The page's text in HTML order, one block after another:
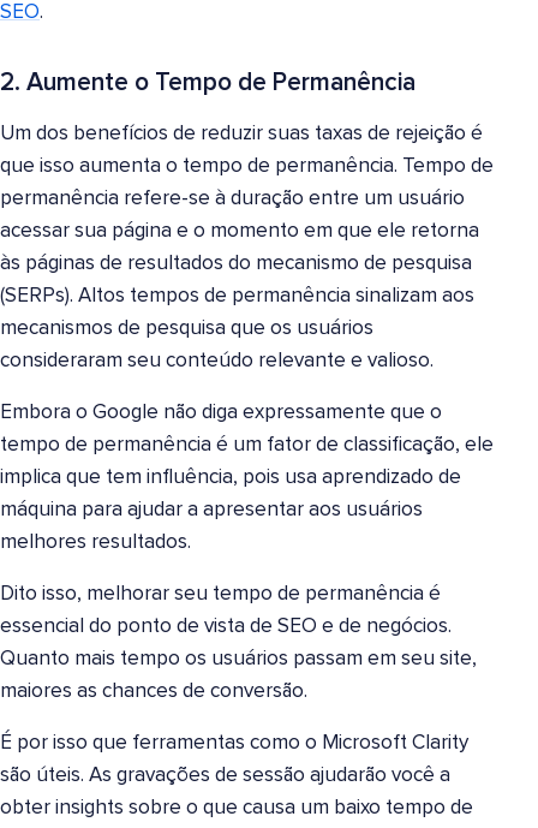
SEO.
2. Aumente o Tempo de Permanência
Um dos benefícios de reduzir suas taxas de rejeição é
que isso aumenta o tempo de permanência. Tempo de
permanência refere-se à duração entre um usuário
acessar sua página e o momento em que ele retorna
às páginas de resultados do mecanismo de pesquisa
(SERPs). Altos tempos de permanência sinalizam aos
mecanismos de pesquisa que os usuários
consideraram seu conteúdo relevante e valioso.
Embora o Google não diga expressamente que o
tempo de permanência é um fator de classificação, ele
implica que tem influência, pois usa aprendizado de
máquina para ajudar a apresentar aos usuários
melhores resultados.
Dito isso, melhorar seu tempo de permanência é
essencial do ponto de vista de SEO e de negócios.
Quanto mais tempo os usuários passam em seu site,
maiores as chances de conversão.
É por isso que ferramentas como o Microsoft Clarity
são úteis. As gravações de sessão ajudarão você a
obter insights sobre o que causa um baixo tempo de